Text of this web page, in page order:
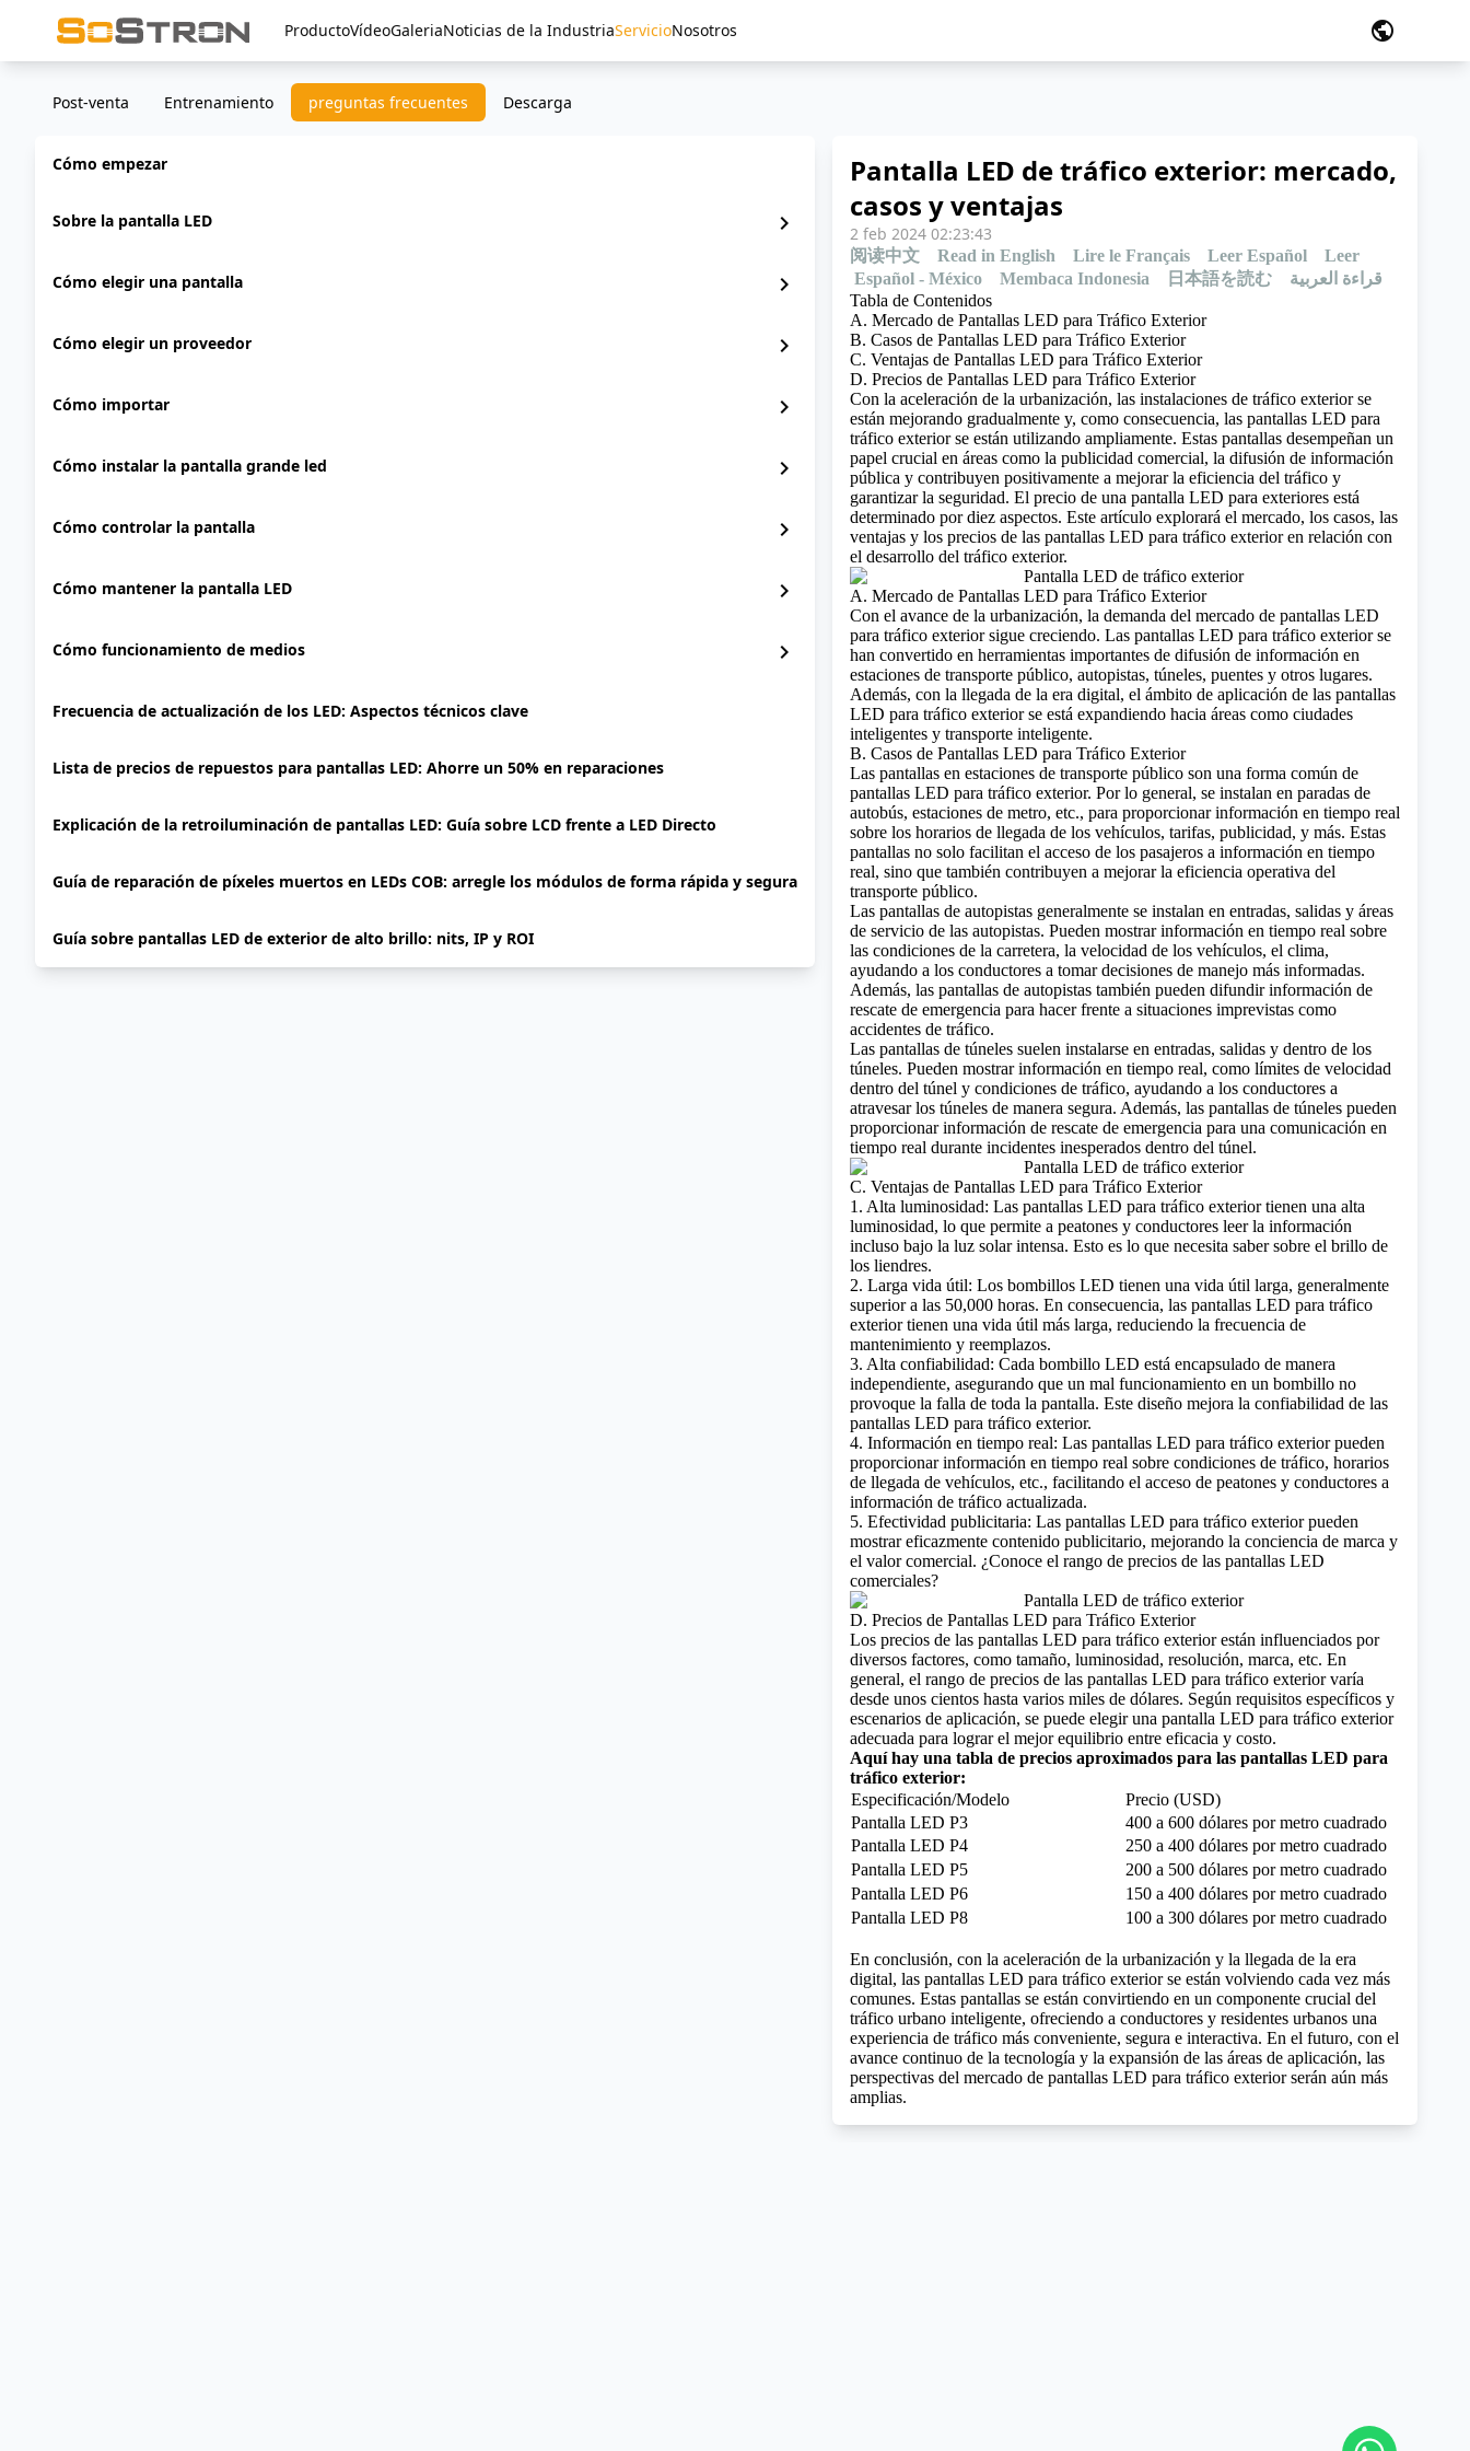
ProductoVídeoGaleriaNoticias de la IndustriaServicioNosotros public
Post-venta Entrenamiento preguntas frecuentes Descarga
Cómo empezar
Sobre la pantalla LED chevron_right
Cómo elegir una pantalla chevron_right
Cómo elegir un proveedor chevron_right
Cómo importar chevron_right
Cómo instalar la pantalla grande led chevron_right
Cómo controlar la pantalla chevron_right
Cómo mantener la pantalla LED chevron_right
Cómo funcionamiento de medios chevron_right
Frecuencia de actualización de los LED: Aspectos técnicos clave
Lista de precios de repuestos para pantallas LED: Ahorre un 50% en reparaciones
Explicación de la retroiluminación de pantallas LED: Guía sobre LCD frente a LED Directo
Guía de reparación de píxeles muertos en LEDs COB: arregle los módulos de forma rápida y segura
Guía sobre pantallas LED de exterior de alto brillo: nits, IP y ROI
Pantalla LED de tráfico exterior: mercado,
casos y ventajas
2 feb 2024 02:23:43
阅读中文 Read in English Lire le Français Leer Español
Leer
Español - México
Membaca Indonesia 日本語を読む
قراءة العربية
Tabla de Contenidos
A. Mercado de Pantallas LED para Tráfico Exterior
B. Casos de Pantallas LED para Tráfico Exterior
C. Ventajas de Pantallas LED para Tráfico Exterior
D. Precios de Pantallas LED para Tráfico Exterior
Con la aceleración de la urbanización, las instalaciones de tráfico exterior se
están mejorando gradualmente y, como consecuencia, las pantallas LED para
tráfico exterior se están utilizando ampliamente. Estas pantallas desempeñan un
papel crucial en áreas como la publicidad comercial, la difusión de información
pública y contribuyen positivamente a mejorar la eficiencia del tráfico y
garantizar la seguridad. El precio de una pantalla LED para exteriores está
determinado por diez aspectos. Este artículo explorará el mercado, los casos, las
ventajas y los precios de las pantallas LED para tráfico exterior en relación con
el desarrollo del tráfico exterior.
A. Mercado de Pantallas LED para Tráfico Exterior
Con el avance de la urbanización, la demanda del mercado de pantallas LED
para tráfico exterior sigue creciendo. Las pantallas LED para tráfico exterior se
han convertido en herramientas importantes de difusión de información en
estaciones de transporte público, autopistas, túneles, puentes y otros lugares.
Además, con la llegada de la era digital, el ámbito de aplicación de las pantallas
LED para tráfico exterior se está expandiendo hacia áreas como ciudades
inteligentes y transporte inteligente.
B. Casos de Pantallas LED para Tráfico Exterior
Las pantallas en estaciones de transporte público son una forma común de
pantallas LED para tráfico exterior. Por lo general, se instalan en paradas de
autobús, estaciones de metro, etc., para proporcionar información en tiempo real
sobre los horarios de llegada de los vehículos, tarifas, publicidad, y más. Estas
pantallas no solo facilitan el acceso de los pasajeros a información en tiempo
real, sino que también contribuyen a mejorar la eficiencia operativa del
transporte público.
Las pantallas de autopistas generalmente se instalan en entradas, salidas y áreas
de servicio de las autopistas. Pueden mostrar información en tiempo real sobre
las condiciones de la carretera, la velocidad de los vehículos, el clima,
ayudando a los conductores a tomar decisiones de manejo más informadas.
Además, las pantallas de autopistas también pueden difundir información de
rescate de emergencia para hacer frente a situaciones imprevistas como
accidentes de tráfico.
Las pantallas de túneles suelen instalarse en entradas, salidas y dentro de los
túneles. Pueden mostrar información en tiempo real, como límites de velocidad
dentro del túnel y condiciones de tráfico, ayudando a los conductores a
atravesar los túneles de manera segura. Además, las pantallas de túneles pueden
proporcionar información de rescate de emergencia para una comunicación en
tiempo real durante incidentes inesperados dentro del túnel.
C. Ventajas de Pantallas LED para Tráfico Exterior
1. Alta luminosidad: Las pantallas LED para tráfico exterior tienen una alta
luminosidad, lo que permite a peatones y conductores leer la información
incluso bajo la luz solar intensa. Esto es lo que necesita saber sobre el brillo de
los liendres.
2. Larga vida útil: Los bombillos LED tienen una vida útil larga, generalmente
superior a las 50,000 horas. En consecuencia, las pantallas LED para tráfico
exterior tienen una vida útil más larga, reduciendo la frecuencia de
mantenimiento y reemplazos.
3. Alta confiabilidad: Cada bombillo LED está encapsulado de manera
independiente, asegurando que un mal funcionamiento en un bombillo no
provoque la falla de toda la pantalla. Este diseño mejora la confiabilidad de las
pantallas LED para tráfico exterior.
4. Información en tiempo real: Las pantallas LED para tráfico exterior pueden
proporcionar información en tiempo real sobre condiciones de tráfico, horarios
de llegada de vehículos, etc., facilitando el acceso de peatones y conductores a
información de tráfico actualizada.
5. Efectividad publicitaria: Las pantallas LED para tráfico exterior pueden
mostrar eficazmente contenido publicitario, mejorando la conciencia de marca y
el valor comercial. ¿Conoce el rango de precios de las pantallas LED
comerciales?
D. Precios de Pantallas LED para Tráfico Exterior
Los precios de las pantallas LED para tráfico exterior están influenciados por
diversos factores, como tamaño, luminosidad, resolución, marca, etc. En
general, el rango de precios de las pantallas LED para tráfico exterior varía
desde unos cientos hasta varios miles de dólares. Según requisitos específicos y
escenarios de aplicación, se puede elegir una pantalla LED para tráfico exterior
adecuada para lograr el mejor equilibrio entre eficacia y costo.
Aquí hay una tabla de precios aproximados para las pantallas LED para
tráfico exterior:
Especificación/Modelo
Precio (USD)
Pantalla LED P3
400 a 600 dólares por metro cuadrado
Pantalla LED P4
250 a 400 dólares por metro cuadrado
Pantalla LED P5
200 a 500 dólares por metro cuadrado
Pantalla LED P6
150 a 400 dólares por metro cuadrado
Pantalla LED P8
100 a 300 dólares por metro cuadrado
En conclusión, con la aceleración de la urbanización y la llegada de la era
digital, las pantallas LED para tráfico exterior se están volviendo cada vez más
comunes. Estas pantallas se están convirtiendo en un componente crucial del
tráfico urbano inteligente, ofreciendo a conductores y residentes urbanos una
experiencia de tráfico más conveniente, segura e interactiva. En el futuro, con el
avance continuo de la tecnología y la expansión de las áreas de aplicación, las
perspectivas del mercado de pantallas LED para tráfico exterior serán aún más
amplias.